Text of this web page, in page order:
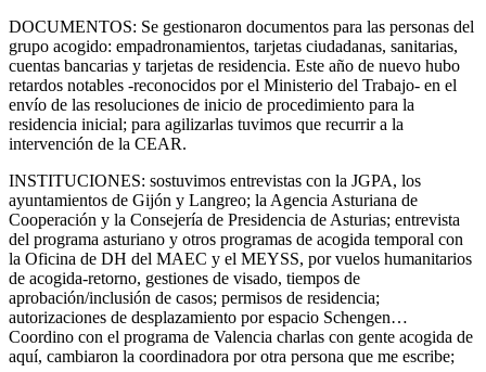
DOCUMENTOS: Se gestionaron documentos para las personas del
grupo acogido: empadronamientos, tarjetas ciudadanas, sanitarias,
cuentas bancarias y tarjetas de residencia. Este año de nuevo hubo
retardos notables -reconocidos por el Ministerio del Trabajo- en el
envío de las resoluciones de inicio de procedimiento para la
residencia inicial; para agilizarlas tuvimos que recurrir a la
intervención de la CEAR.
INSTITUCIONES: sostuvimos entrevistas con la JGPA, los
ayuntamientos de Gijón y Langreo; la Agencia Asturiana de
Cooperación y la Consejería de Presidencia de Asturias; entrevista
del programa asturiano y otros programas de acogida temporal con
la Oficina de DH del MAEC y el MEYSS, por vuelos humanitarios
de acogida-retorno, gestiones de visado, tiempos de
aprobación/inclusión de casos; permisos de residencia;
autorizaciones de desplazamiento por espacio Schengen…
Coordino con el programa de Valencia charlas con gente acogida de
aquí, cambiaron la coordinadora por otra persona que me escribe;